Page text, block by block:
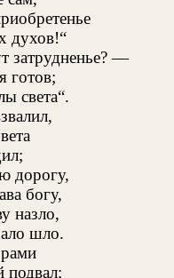
духов!“
затрудненье? —
готов;
света“.
дорогу,
богу,
назло,
шло.